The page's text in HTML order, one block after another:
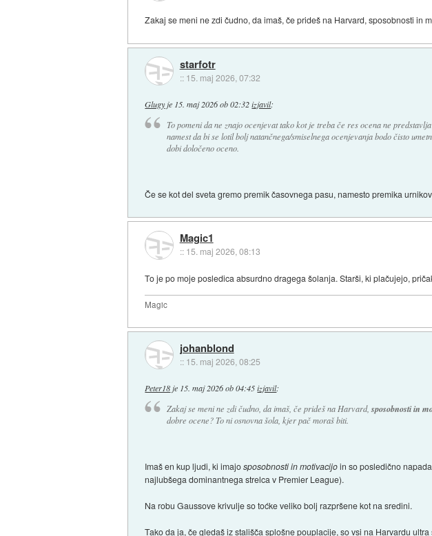
Zakaj se meni ne zdi čudno, da imaš, če prideš na Harvard, sposobnosti in
starfotr
:: 15. maj 2026, 07:32
Glugyje 15. maj 2026 ob 02:32 izjavil:
To pomeni da ne znajo ocenjevat tako kot je treba če res ocena ne
namest da bi se lotil bolj natančnega/smiselnega ocenjevanja bodo čisto
dobi določeno oceno.
Če se kot del sveta gremo premik časovnega pasu, namesto premika
Magic1
:: 15. maj 2026, 08:13
To je po moje posledica absurdno dragega šolanja. Starši, ki plačujejo,
Magic
johanblond
:: 15. maj 2026, 08:25
Peter18 je 15. maj 2026 ob 04:45 izjavil:
Zakaj se meni ne zdi čudno, da imaš, če prideš na Harvard, sposobnosti in
dobre ocene? To ni osnovna šola, kjer pač moraš biti.
Imaš en kup ljudi, ki imajosposobnosti in motivacijoin so posledično
najlubšega dominantnega strelca v Premier League).
Na robu Gaussove krivulje so toćke veliko bolj razpršene kot na sredini.
Tako da ja, če gledaš iz stališča splošne pouplacije, so vsi na Harvardu